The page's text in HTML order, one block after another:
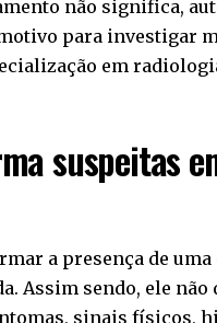
não significa,
para investigar
em
suspeitas
a presença de
Assim sendo, ele não
sinais físicos,